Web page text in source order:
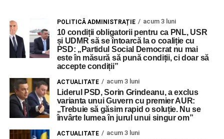
POLITICĂ ADMINISTRAȚIE acum 3 luni
10 condiții obligatorii pentru ca PNL, USR
și UDMR să se întoarcă la o coaliție cu
PSD: „Partidul Social Democrat nu mai
este în măsură să pună condiții, ci doar să
accepte condiții”
ACTUALITATE acum 3 luni
Liderul PSD, Sorin Grindeanu, a exclus
varianta unui Guvern cu premier AUR:
„Trebuie să găsim rapid o soluție. Nu se
învârte lumea în jurul unui singur om”
ACTUALITATE acum 3 luni